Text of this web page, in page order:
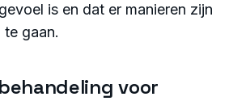
is en dat er manieren zijn
te gaan.
voor